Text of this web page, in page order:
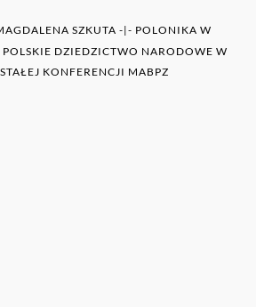
SZKUTA -|- POLONIKA W
POLSKIE DZIEDZICTWO NARODOWE W
KONFERENCJI MABPZ